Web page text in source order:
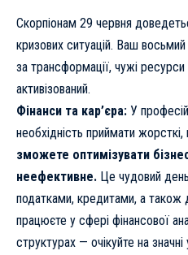
Скорпіонам 29 червня
кризових ситуацій. Ваш
за трансформації, чужі
активізований.
Фінанси та кар’єра: У
необхідність приймати жорсткі,
зможете оптимізувати
неефективне. Це чудовий
податками, кредитами, а також
працюєте у сфері фінансової
структурах — очікуйте на значні